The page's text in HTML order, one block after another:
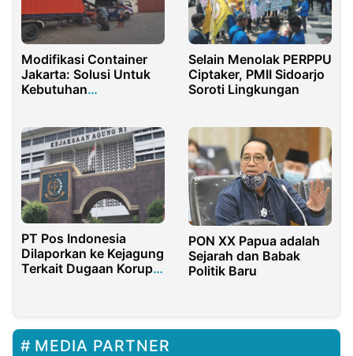
Modifikasi Container
Jakarta: Solusi Untuk
Kebutuhan
Selain Menolak PERPPU
Ciptaker, PMII Sidoarjo
Soroti Lingkungan
PT Pos Indonesia
Dilaporkan ke Kejagung
Terkait Dugaan Korupsi
PON XX Papua adalah
Sejarah dan Babak
Politik Baru
MEDIA PARTNER